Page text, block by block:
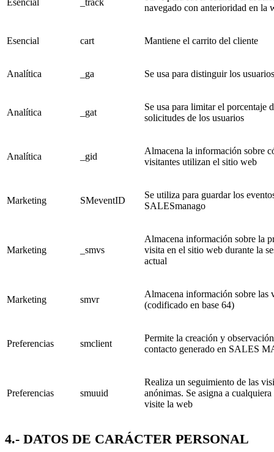
Esencial _track
navegado con anterioridad en la
Esencial cart Mantiene el carrito del cliente
Analítica _ga Se usa para distinguir los usuarios
Analítica _gat
Se usa para limitar el porcentaje
solicitudes de los usuarios
Analítica _gid
Almacena la información sobre
visitantes utilizan el sitio web
Marketing SMeventID
Se utiliza para guardar los
SALESmanago
Marketing _smvs
Almacena información sobre la
visita en el sitio web durante la
actual
Marketing smvr
Almacena información sobre las
(codificado en base 64)
Preferencias smclient
Permite la creación y
contacto generado en SALES
Preferencias smuuid
Realiza un seguimiento de las
anónimas. Se asigna a cualquiera
visite la web
4.- DATOS DE CARÁCTER PERSONAL